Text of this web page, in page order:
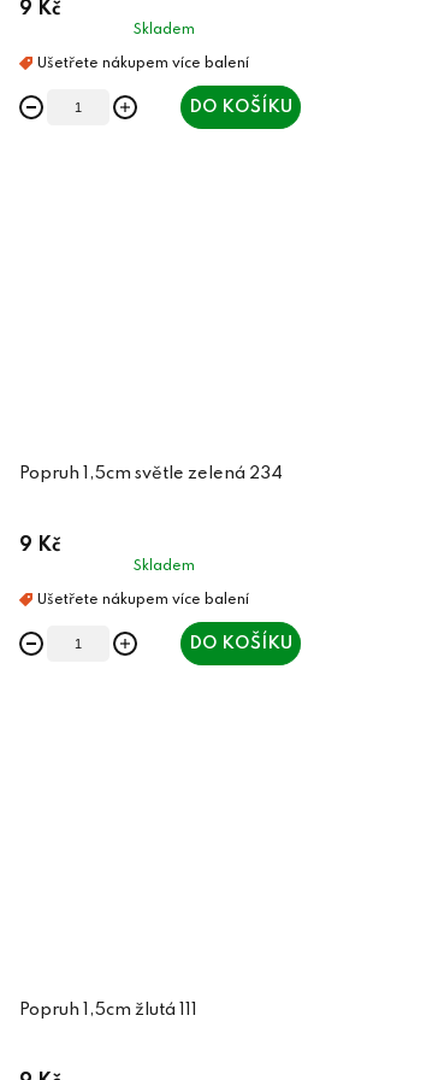
9 Kč
Skladem
DO KOŠÍKU
Popruh 1,5cm světle zelená 234
9 Kč
Skladem
DO KOŠÍKU
Popruh 1,5cm žlutá 111